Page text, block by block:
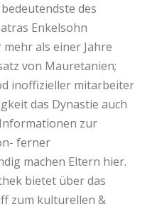
des
Enkelsohn
als einer Jahre
von Mauretanien;
inoffizieller mitarbeiter
das Dynastie auch
zur
ferner
machen Eltern hier.
bietet über das
zum kulturellen &